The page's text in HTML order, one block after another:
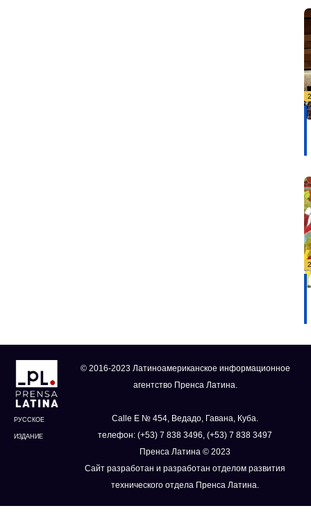
РУССКОЕ
ИЗДАНИЕ
© 2016-2023 Латиноамериканское информационное
агентство Пренса Латина.
Calle E № 454, Ведадо, Гавана, Куба.
телефон: (+53) 7 838 3496, (+53) 7 838 3497
Пренса Латина © 2023
Сайт разработан и разработан отделом развития
технического отдела Пренса Латина.